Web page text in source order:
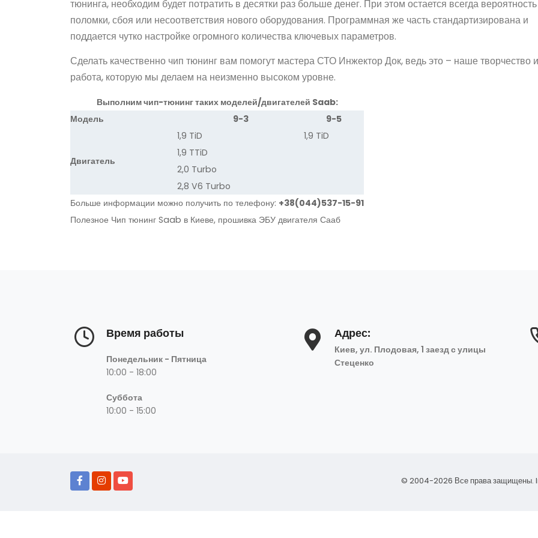
тюнинга, необходим будет потратить в десятки раз больше денег. При этом остается всегда вероятность
поломки, сбоя или несоответствия нового оборудования. Программная же часть стандартизирована и
поддается чутко настройке огромного количества ключевых параметров.
Сделать качественно чип тюнинг вам помогут мастера СТО Инжектор Док, ведь это – наше творчество и
работа, которую мы делаем на неизменно высоком уровне.
Выполним чип-тюнинг таких моделей/двигателей Saab:
Модель
9-3 9-5
Двигатель
1,9 TiD
1,9 TTiD
2,0 Turbo
2,8 V6 Turbo
1,9 TiD
Больше информации можно получить по телефону: +38(044)537-15-91
Полезное Чип тюнинг Saab в Киеве, прошивка ЭБУ двигателя Сааб
Время работы
Понедельник - Пятница
10:00 - 18:00
Суббота
10:00 - 15:00
Адрес:
Киев, ул. Плодовая, 1 заезд с улицы
Стеценко
© 2004-2026 Все права защищены.